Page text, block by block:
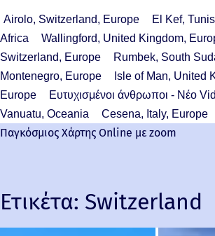
Airolo, Switzerland, Europe
El Kef,
Africa
Wallingford, United Kingdom,
Switzerland, Europe
Rumbek, South
Montenegro, Europe
Isle of Man, United
Europe
Ευτυχισμένοι άνθρωποι - Νέο
Vanuatu, Oceania
Cesena, Italy, Europe
Παγκόσμιος Χάρτης Online με zoom
Ετικέτα: Switzerland